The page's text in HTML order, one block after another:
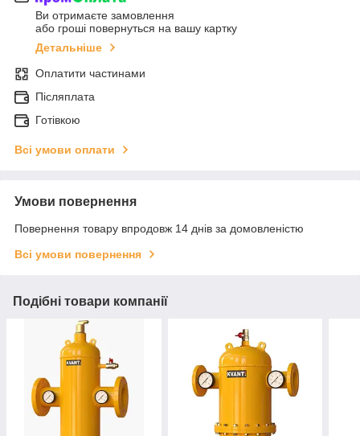
Ви отримаєте замовлення
або гроші повернуться на вашу картку
Детальніше
Оплатити частинами
Післяплата
Готівкою
Всі умови оплати
Умови повернення
Повернення товару впродовж 14 днів за домовленістю
Всі умови повернення
Подібні товари компанії